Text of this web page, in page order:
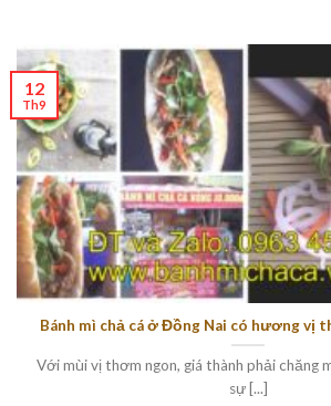
Bánh mì chả cá ở Đồng Nai có hương vị
Với mùi vị thơm ngon, giá thành phải chăng
sự [...]
12
Th9